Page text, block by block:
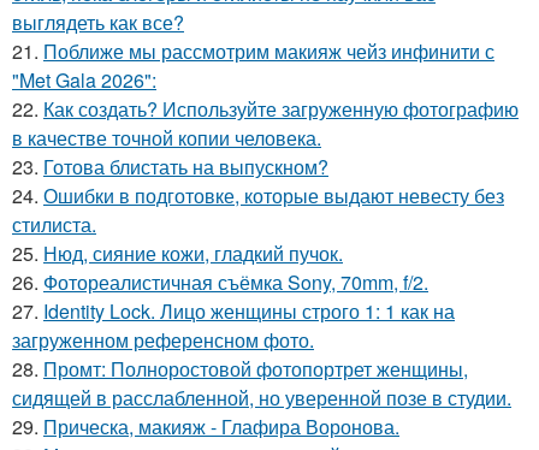
выглядеть как все?
21. Поближе мы рассмотрим макияж чейз инфинити с
"Met Gala 2026":
22. Как создать? Используйте загруженную фотографию
в качестве точной копии человека.
23. Готова блистать на выпускном?
24. Ошибки в подготовке, которые выдают невесту без
стилиста.
25. Нюд, сияние кожи, гладкий пучок.
26. Фотореалистичная съёмка Sony, 70mm, f/2.
27. Identity Lock. Лицо женщины строго 1: 1 как на
загруженном референсном фото.
28. Промт: Полноростовой фотопортрет женщины,
сидящей в расслабленной, но уверенной позе в студии.
29. Прическа, макияж - Глафира Воронова.